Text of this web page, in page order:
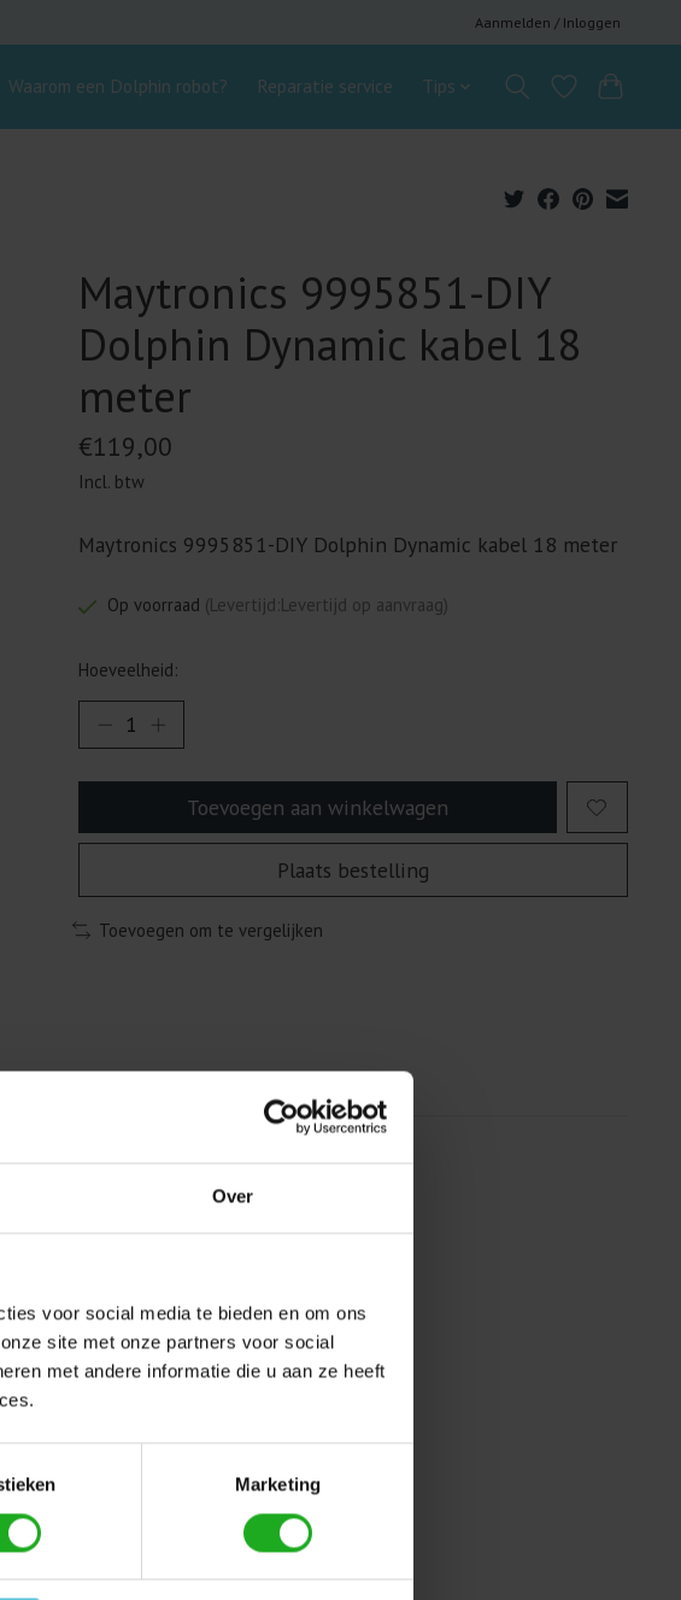
Over
voor social media te bieden en om ons
site met onze partners voor social
met andere informatie die u aan ze heeft
Marketing
Aanmelden / Inloggen
Waarom een Dolphin robot? Reparatie service Tips
Maytronics 9995851-DIY
Dolphin Dynamic kabel 18
meter
€119,00
Incl. btw
Maytronics 9995851-DIY Dolphin Dynamic kabel 18 meter
Op voorraad (Levertijd:Levertijd op aanvraag)
Hoeveelheid:
Toevoegen aan winkelwagen
Plaats bestelling
Toevoegen om te vergelijken